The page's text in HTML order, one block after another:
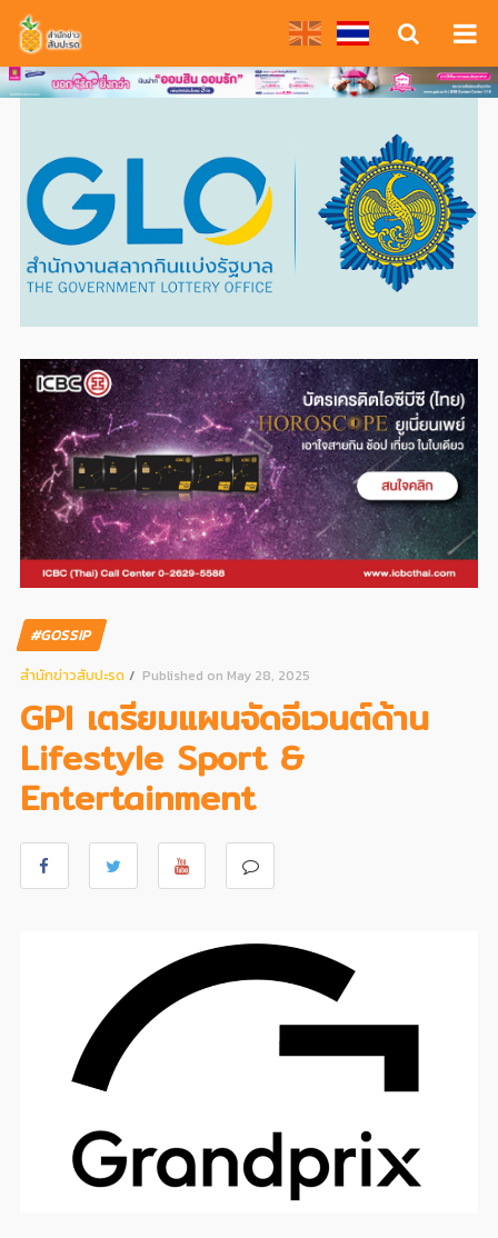
#GOSSIP
สํานักข่าวสับปะรด
Published on May 28, 2025
GPI เตรียมแผนจัดอีเวนต์ด้าน
Lifestyle Sport &
Entertainment